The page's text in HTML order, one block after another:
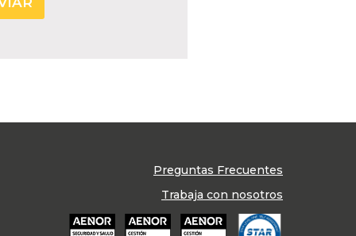
Preguntas Frecuentes
Trabaja con nosotros